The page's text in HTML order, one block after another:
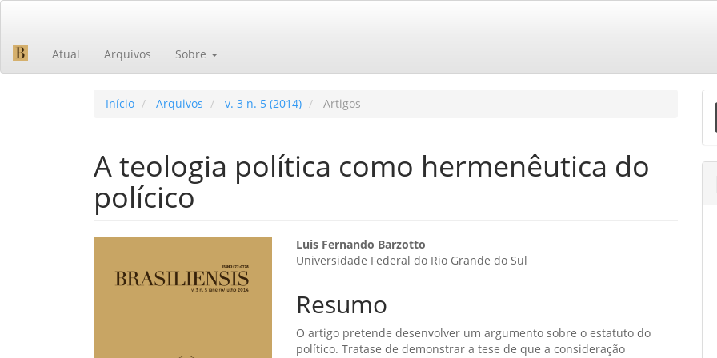
principal
Barra
Atual Arquivos Sobre
Início Arquivos v. 3 n. 5 (2014) Artigos
A teologia política como hermenêutica do
polícico
lateral
Conteúdo
do
artigo
principal
Luis Fernando Barzotto
Universidade Federal do Rio Grande do Sul
Resumo
O artigo pretende desenvolver um argumento sobre o estatuto do
político. Tratase de demonstrar a tese de que a consideração